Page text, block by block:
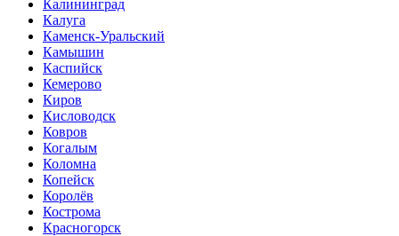
Калининград
Калуга
Каменск-Уральский
Камышин
Каспийск
Кемерово
Киров
Кисловодск
Ковров
Когалым
Коломна
Копейск
Королёв
Кострома
Красногорск